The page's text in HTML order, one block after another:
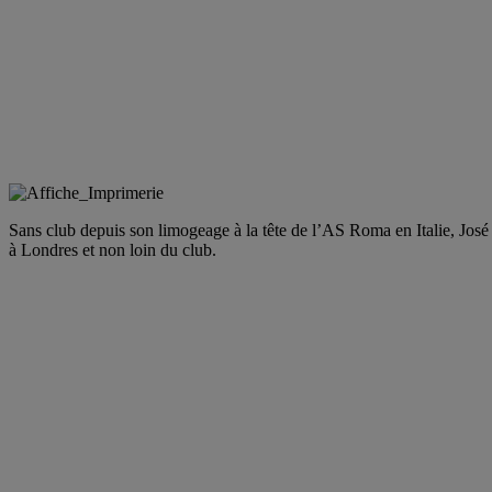
Sans club depuis son limogeage à la tête de l’AS Roma en Italie,
à Londres et non loin du club.